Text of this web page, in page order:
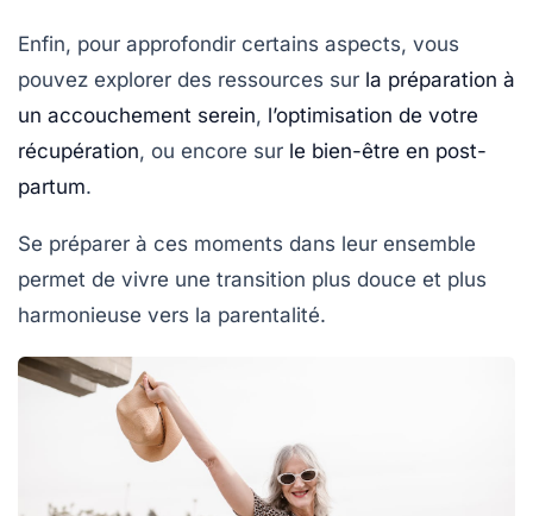
Enfin, pour approfondir certains aspects, vous
pouvez explorer des ressources sur la préparation à
un accouchement serein, l’optimisation de votre
récupération, ou encore sur le bien-être en post-
partum.
Se préparer à ces moments dans leur ensemble
permet de vivre une transition plus douce et plus
harmonieuse vers la parentalité.